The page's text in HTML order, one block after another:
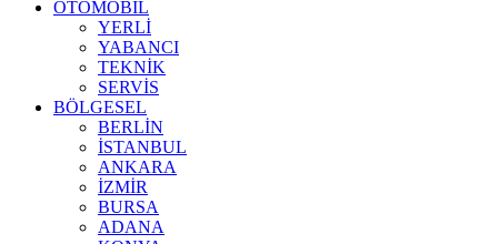
OTOMOBİL
YERLİ
YABANCI
TEKNİK
SERVİS
BÖLGESEL
BERLİN
İSTANBUL
ANKARA
İZMİR
BURSA
ADANA